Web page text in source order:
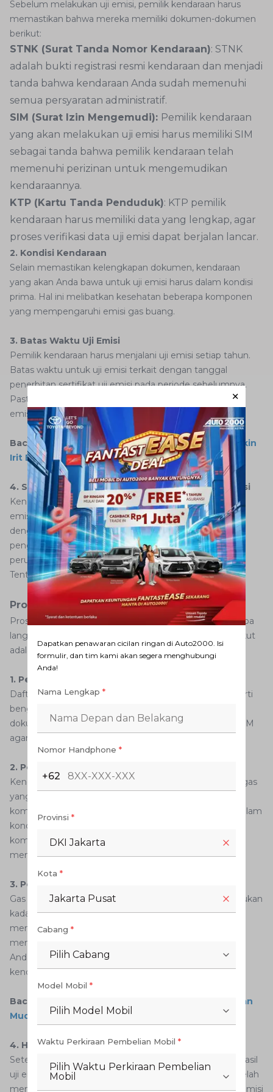
Sebelum melakukan uji emisi, pemilik kendaraan harus
memastikan bahwa mereka memiliki dokumen-dokumen
berikut:
STNK (Surat Tanda Nomor Kendaraan): STNK
adalah bukti registrasi resmi kendaraan dan menjadi
tanda bahwa kendaraan Anda sudah memenuhi
semua persyaratan administratif.
SIM (Surat Izin Mengemudi): Pemilik kendaraan
yang akan melakukan uji emisi harus memiliki SIM
sebagai tanda bahwa pemilik kendaraan telah
memenuhi perizinan untuk mengemudikan
kendaraannya.
KTP (Kartu Tanda Penduduk): KTP pemilik
kendaraan harus memiliki data yang lengkap, agar
proses verifikasi data uji emisi dapat berjalan lancar.
2. Kondisi Kendaraan
Selain memastikan kelengkapan dokumen, kendaraan
yang akan Anda bawa untuk uji emisi harus dalam kondisi
prima. Hal ini melibatkan kesehatan beberapa komponen
yang mempengaruhi emisi gas buang.
3. Batas Waktu Uji Emisi
Pemilik kendaraan harus menjalani uji emisi setiap tahun.
Batas waktu untuk uji emisi terkait dengan tanggal
penerbitan sertifikat uji emisi pada periode sebelumnya.
Pastikan untuk memeriksa tanggal ini dan menjalani uji
emisi sebelum batas waktu berakhir.
Baca juga:
Mitos atau Fakta Uji Emisi Gas Buang Bikin
Irit Bensin
4. Sanksi Jika Tidak Memenuhi Persyaratan Uji Emisi
Kendaraan yang tidak lulus uji atau tidak melakukan uji
emisi akan dikenakan sanksi berupa disinsentif parkir
dengan penerapan tarif tertinggi. Kemudian, terdapat
pengenaan sanksi berupa tilang yang sesuai ketentuan
perundang-undangan (UULLAJ No. 22 Tahun 2009
Tentang Lalu Lintas dan Angkutan Jalan).
Prosedur Uji Emisi Kendaraan di Bekasi
Proses uji emisi kendaraan di Bekasi melibatkan beberapa
langkah yang harus diikuti oleh pemilik kendaraan. Berikut
adalah langkah-langkah dalam prosedur uji emisi:
1. Pendaftaran
Daftarkan kendaraan AutoFamily di lokasi uji emisi seperti
bengkel Auto2000. Pastikan untuk membawa semua
dokumen yang diperlukan, mulai dari STNK, KTP, dan SIM
agar proses verifikasi dapat berjalan lancar.
2. Pemeriksaan Teknis
Kendaraan Anda akan diperiksa secara teknis oleh petugas
yang berwenang. Mereka akan memeriksa semua
komponen kendaraan untuk memastikan semuanya dalam
kondisi baik. Pastikan AutoFamily mengetahui setiap
komponen penting pada kendaraan yang akan
mempengaruhi hasil uji emisi.
3. Pengukuran Emisi
Gas buang kendaraan Anda akan diukur untuk menentukan
kadar polutan yang dihasilkan. Pengukuran ini akan
menggunakan alat khusus yang digunakan untuk
mengukur kadar emisi gas di dalam knalpot kendaraan
Anda. Hasil ini akan digunakan untuk menilai apakah
kendaraan memenuhi standar emisi.
Baca juga:
Ini Dia Cara Cek Tilang Elektronik dengan
Mudah
4. Hasil Uji
Setelah proses pengujian selesai, Anda akan diberikan hasil
uji emisi. Jika kendaraan dinyatakan lulus uji emisi dan telah
memenuhi standar, Anda akan menerima sertifikat uji emisi
Dapatkan penawaran cicilan ringan di Auto2000. Isi
formulir, dan tim kami akan segera menghubungi
Anda!
Nama Lengkap *
Nomor Handphone *
+62
Provinsi *
DKI Jakarta
Kota *
Jakarta Pusat
Cabang *
Pilih Cabang
Model Mobil *
Pilih Model Mobil
Waktu Perkiraan Pembelian Mobil *
Pilih Waktu Perkiraan Pembelian
Mobil